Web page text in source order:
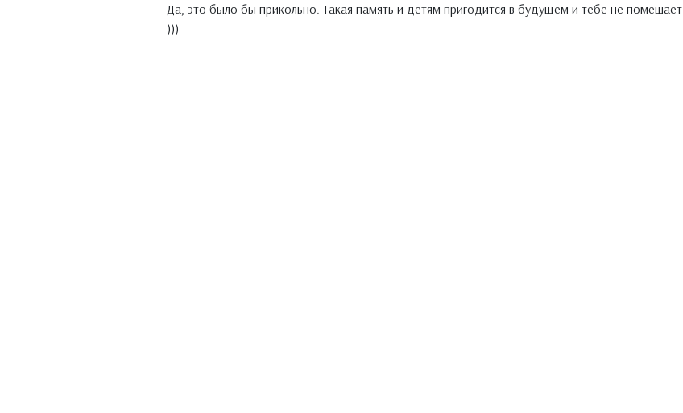
Да, это было бы прикольно. Такая память и детям пригодится в будущем и тебе не помешает
)))